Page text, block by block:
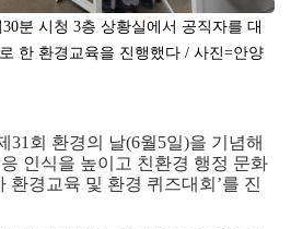
분 시청 3층 상황실에서 공직자를 대
한 환경교육을 진행했다 / 사진=안양
31 회 환경의 날(6월5일)을 기념해
인식을 높이고 친환경 행정 문화
환경교육 및 환경 퀴즈대회 ’를 진